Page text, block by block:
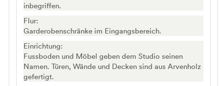
inbegriffen.
Flur:
Garderobenschränke im Eingangsbereich.
Einrichtung:
Fussboden und Möbel geben dem Studio seinen
Namen. Türen, Wände und Decken sind aus Arvenholz
gefertigt.